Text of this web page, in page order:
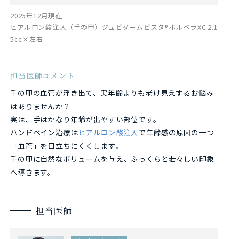
2025年12月現在
ヒアルロン酸注入（手の甲）ジュビダームビスタ®ボルベラXC 2.1
5cc×左右
担当医師コメント
手の甲の血管が浮き出て、実年齢よりも老け見えするお悩み
はありませんか？
実は、手はかなり年齢が出やすい部位です。
ハンドベイン治療は ヒアルロン酸注入で年齢感の原因の一つ
「血管」を目立ちにくくします。
手の甲に自然なボリュームを与え、ふっくらと若々しい印象
へ導きます。
担当医師